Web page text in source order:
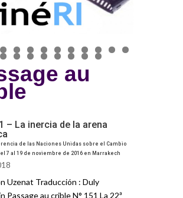
au
– La inercia de la arena
de las Naciones Unidas sobre el Cambio
7 al 19 de noviembre de 2016 en Marrakech
Uzenat Traducción : Duly
Passage au crible N° 151 La 22ª